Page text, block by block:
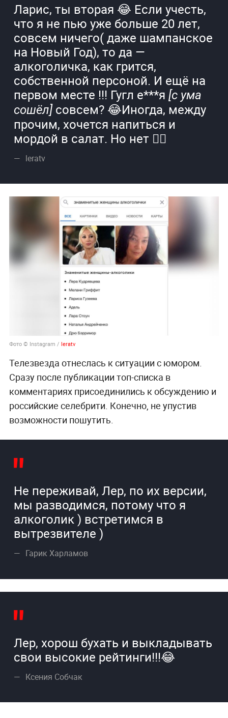
Ларис, ты вторая 😂 Если учесть,
что я не пью уже больше 20 лет,
совсем ничего( даже шампанское
на Новый Год), то да —
алкоголичка, как грится,
собственной персоной. И ещё на
первом месте !!! Гугл е***я [с ума
сошёл] совсем? 😂Иногда, между
прочим, хочется напиться и
мордой в салат. Но нет 🤷‍♀️
leratv
Фото © Instagram / leratv
Телезвезда отнеслась к ситуации с юмором.
Сразу после публикации топ-списка в
комментариях присоединились к обсуждению и
российские селебрити. Конечно, не упустив
возможности пошутить.
Не переживай, Лер, по их версии,
мы разводимся, потому что я
алкоголик ) встретимся в
вытрезвителе )
Гарик Харламов
Лер, хорош бухать и выкладывать
свои высокие рейтинги!!!😂
Ксения Собчак